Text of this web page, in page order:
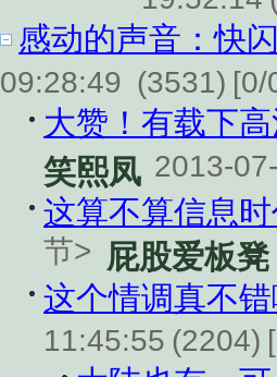
感动的声音：快
09:28:49 (3531) [0/
大赞！有载下
笑熙凤 2013-
这算不算信息
节> 屁股爱板凳
这个情调真不
11:45:55 (2204)